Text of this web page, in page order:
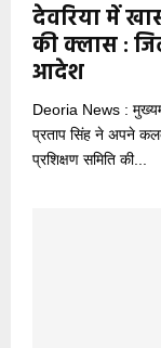
देवरिया में
की क्लास :
आदेश
Deoria News :
प्रताप सिंह ने अपने
प्रशिक्षण समिति की...